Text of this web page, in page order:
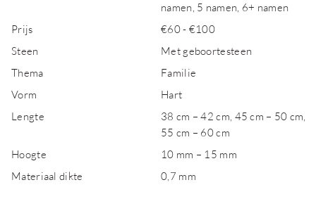
namen, 5 namen, 6+ namen
Prijs
€60 - €100
Steen
Met geboortesteen
Thema
Familie
Vorm
Hart
Lengte
38 cm – 42 cm, 45 cm – 50 cm,
55 cm – 60 cm
Hoogte
10 mm – 15 mm
Materiaal dikte
0,7 mm